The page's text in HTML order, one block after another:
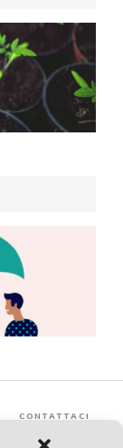
CONTATTACI